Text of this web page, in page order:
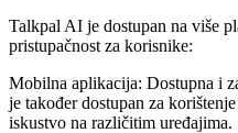
Talkpal AI je dostupan na više
pristupačnost za korisnike:
Mobilna aplikacija: Dostupna i
je također dostupan za
iskustvo na različitim uređajima.